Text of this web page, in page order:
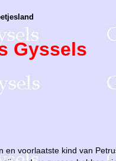
Gyssels
voorlaatste kind van